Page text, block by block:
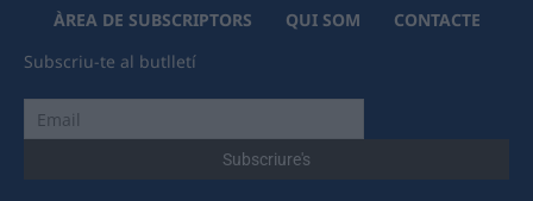
ÀREA DE SUBSCRIPTORS QUI SOM
CONTACTE
Subscriu-te al butlletí